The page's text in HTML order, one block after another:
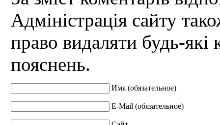
Адміністрація сайту
право видаляти будь-які
пояснень.
Имя (обязательное)
E-Mail (обязательное)